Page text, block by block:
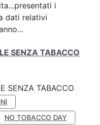
i
dati relativi
SENZA TABACCO
SENZA TABACCO
NO TOBACCO DAY